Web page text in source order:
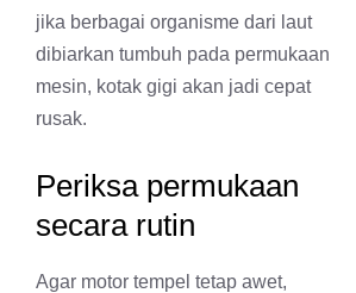
jika berbagai organisme dari laut
dibiarkan tumbuh pada permukaan
mesin, kotak gigi akan jadi cepat
rusak.
Periksa permukaan
secara rutin
Agar motor tempel tetap awet,